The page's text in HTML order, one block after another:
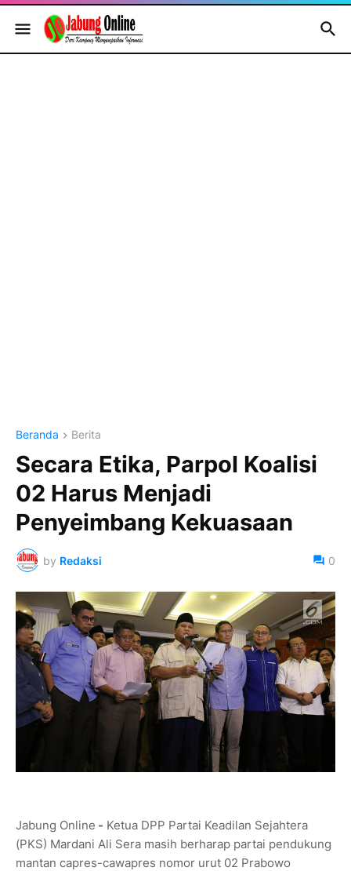
Beranda Berita
Secara Etika, Parpol Koalisi
02 Harus Menjadi
Penyeimbang Kekuasaan
by Redaksi 0
Jabung Online - Ketua DPP Partai Keadilan Sejahtera
(PKS) Mardani Ali Sera masih berharap partai pendukung
mantan capres-cawapres nomor urut 02 Prabowo